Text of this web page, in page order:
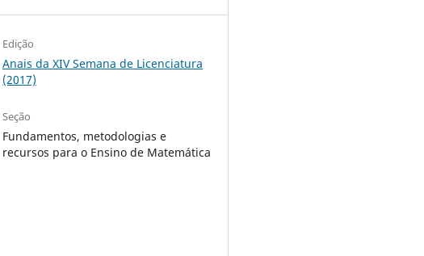
Edição
Anais da XIV Semana de Licenciatura
(2017)
Seção
Fundamentos, metodologias e
recursos para o Ensino de Matemática